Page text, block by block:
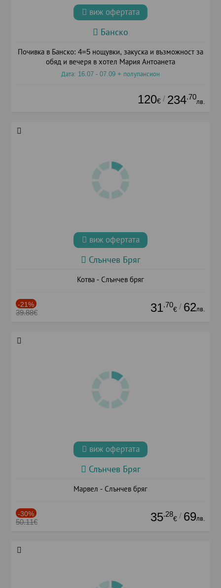
виж офертата
Банско
Почивка в Банско: 4=5 нощувки, закуска и възможност за
обяд и вечеря в хотел Мария Антоанета
Дата: 16.07 - 07.09 + полупансион
120€ / 234.70
лв.
виж офертата
Слънчев Бряг
Котва - Слънчев бряг
-21%
39.88€ 31.70
€ / 62лв.
виж офертата
Слънчев Бряг
Марвел - Слънчев бряг
-30%
50.11€ 35.28
€ / 69лв.